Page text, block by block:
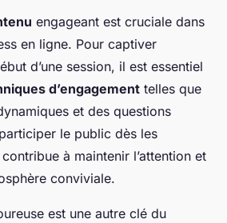
engageant est cruciale dans
en ligne. Pour captiver
d’une session, il est essentiel
d’engagement telles que
et des questions
le public dès les
à maintenir l’attention et
conviviale.
est une autre clé du